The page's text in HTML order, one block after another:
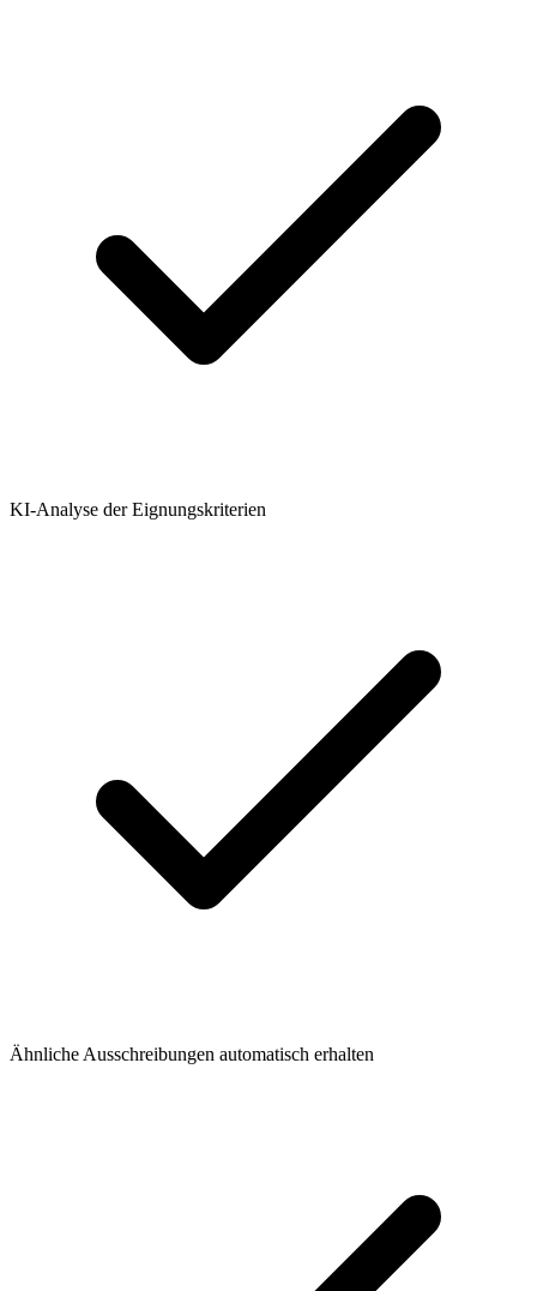
KI-Analyse der Eignungskriterien
Ähnliche Ausschreibungen automatisch erhalten